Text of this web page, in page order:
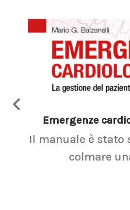
Emergenze
Il manuale è stato
colmare